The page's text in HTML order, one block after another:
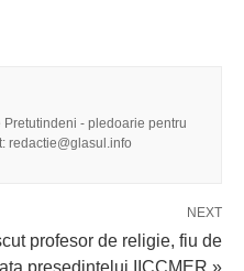
- pledoarie pentru
redactie@glasul.info
NEXT
profesor de religie, fiu de